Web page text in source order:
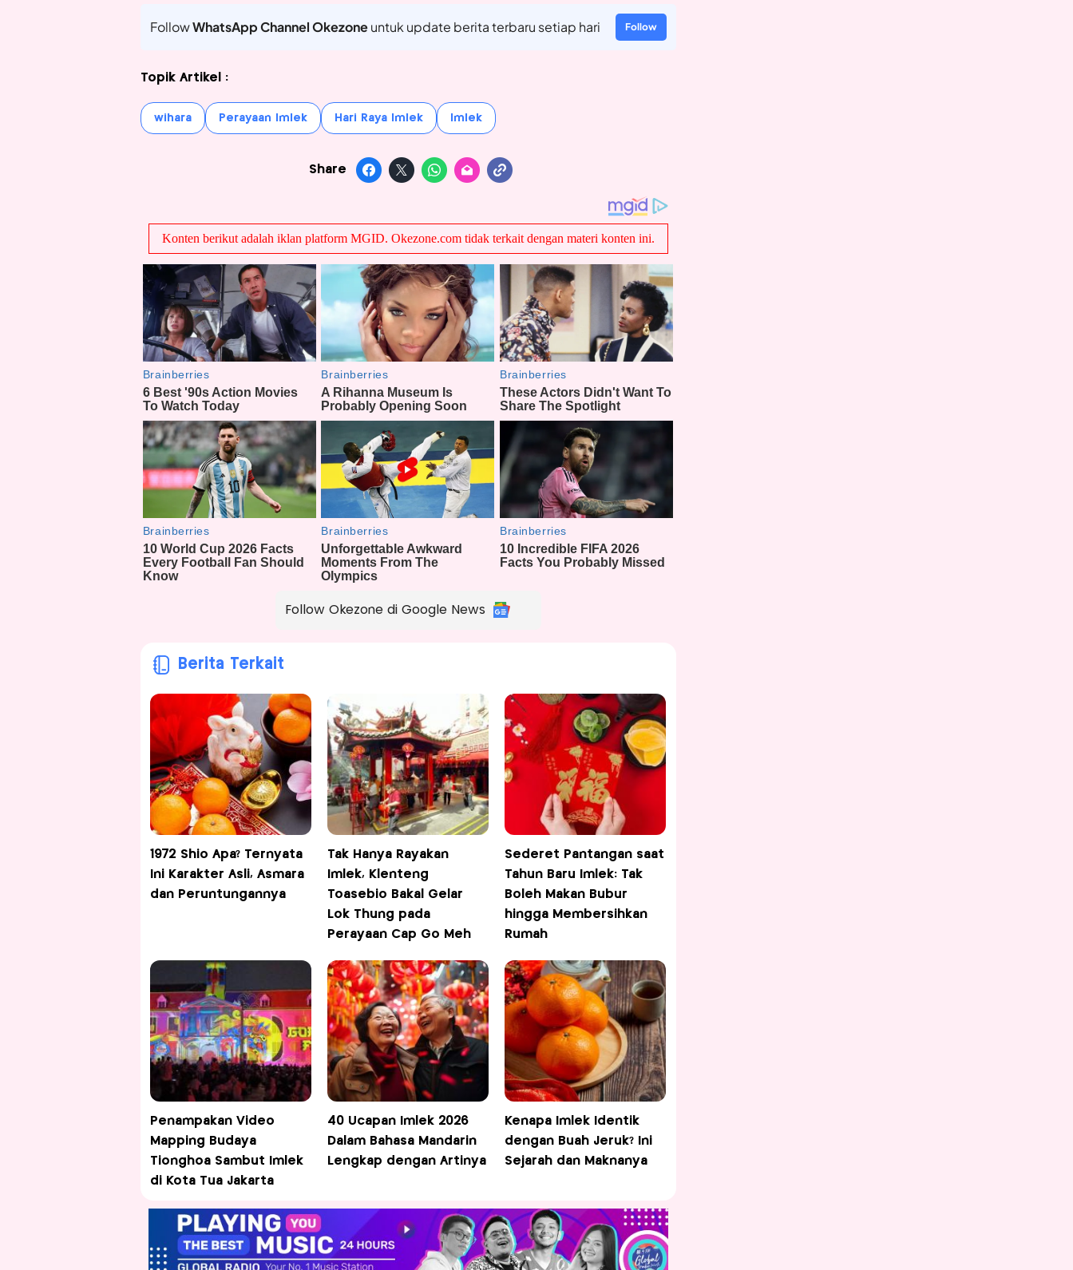
FollowWhatsApp Channel Okezoneuntuk update berita terbaru setiap hari Follow
Topik Artikel :
wihara Perayaan Imlek Hari Raya Imlek Imlek
Share
Follow Okezone di Google News
Berita Terkait
1972 Shio Apa? Ternyata
Ini Karakter Asli, Asmara
dan Peruntungannya
Tak Hanya Rayakan
Imlek, Klenteng
Toasebio Bakal Gelar
Lok Thung pada
Perayaan Cap Go Meh
Sederet Pantangan saat
Tahun Baru Imlek: Tak
Boleh Makan Bubur
hingga Membersihkan
Rumah
Penampakan Video
Mapping Budaya
Tionghoa Sambut Imlek
di Kota Tua Jakarta
40 Ucapan Imlek 2026
Dalam Bahasa Mandarin
Lengkap dengan Artinya
Kenapa Imlek Identik
dengan Buah Jeruk? Ini
Sejarah dan Maknanya